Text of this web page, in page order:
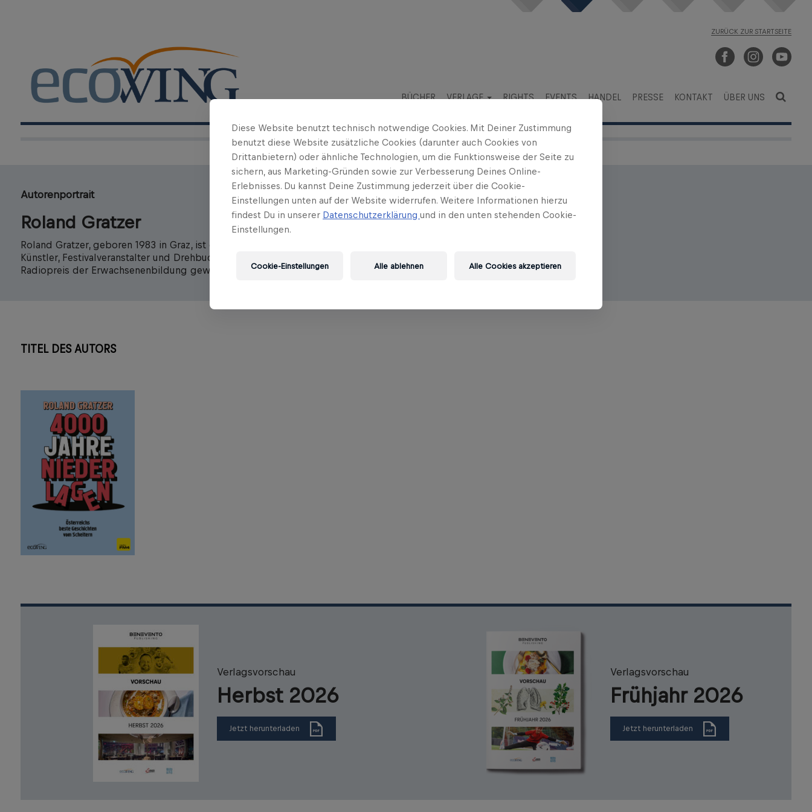
ZURÜCK ZUR STARTSEITE
BÜCHER VERLAGE RIGHTS EVENTS HANDEL PRESSE KONTAKT ÜBER UNS
Autorenportrait
Roland Gratzer
Roland Gratzer, geboren 1983 in Graz, ist ein österreichischer Radiomoderator für FM4 und Ö1, Journalist, Schauspieler,
Künstler, Festivalveranstalter und Drehbuchautor. Er lebt in Wien. Seine FM4-Serie »4000 Jahre Niederlagen« hat 2025 den
Radiopreis der Erwachsenenbildung gewonnen.
TITEL DES AUTORS
Verlagsvorschau
Herbst 2026
Jetzt herunterladen
Verlagsvorschau
Frühjahr 2026
Jetzt herunterladen
Diese Website benutzt technisch notwendige Cookies. Mit Deiner Zustimmung
benutzt diese Website zusätzliche Cookies (darunter auch Cookies von
Drittanbietern) oder ähnliche Technologien, um die Funktionsweise der Seite zu
sichern, aus Marketing-Gründen sowie zur Verbesserung Deines Online-
Erlebnisses. Du kannst Deine Zustimmung jederzeit über die Cookie-
Einstellungen unten auf der Website widerrufen. Weitere Informationen hierzu
findest Du in unserer Datenschutzerklärung und in den unten stehenden Cookie-
Einstellungen.
Alle ablehnen Alle Cookies akzeptieren
Cookie-Einstellungen